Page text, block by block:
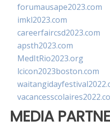
forumausape2023.com
imkl2023.com
careerfaircsd2023.com
apsth2023.com
MedItRio2023.org
lcicon2023boston.com
MEDIA